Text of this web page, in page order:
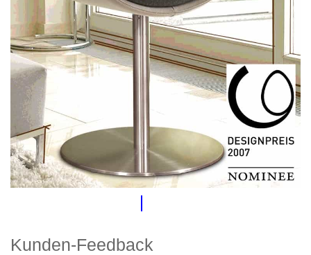
Kunden-Feedback